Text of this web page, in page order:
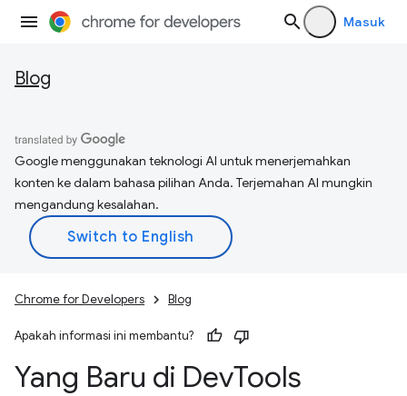
Masuk
Blog
Google menggunakan teknologi AI untuk menerjemahkan
konten ke dalam bahasa pilihan Anda. Terjemahan AI mungkin
mengandung kesalahan.
Chrome for Developers Blog
Apakah informasi ini membantu?
Yang Baru di DevTools